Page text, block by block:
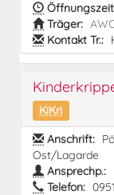
Träger:
Kontakt Tr.:
KiKri
Anschrift:
Ost/Lagarde
Ansprechp.:
Telefon: